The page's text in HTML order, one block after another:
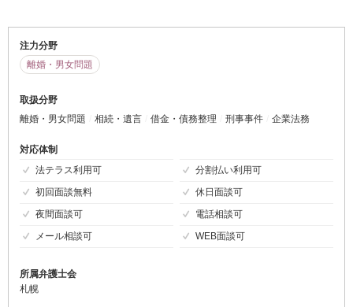
注力分野
離婚・男女問題
取扱分野
離婚・男女問題
相続・遺言 借金・債務整理 刑事事件 企業法務
対応体制
法テラス利用可
分割払い利用可
初回面談無料
休日面談可
夜間面談可
電話相談可
メール相談可
WEB面談可
所属弁護士会
札幌